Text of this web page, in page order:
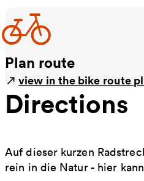
Plan route
view in the bike route
Directions
Auf dieser kurzen
rein in die Natur - hier